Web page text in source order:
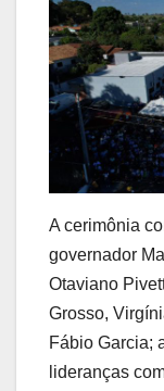
A cerimônia
governador
Otaviano
Grosso,
Fábio Garcia;
lideranças